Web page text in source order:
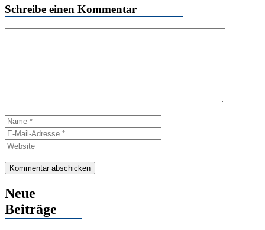
Schreibe einen Kommentar
Name
Mail-
Adresse
Neue
Beiträge